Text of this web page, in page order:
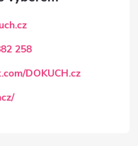
258
DOKUCH.cz